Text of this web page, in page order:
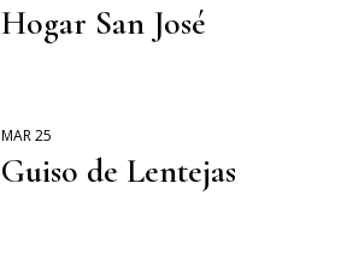
Hogar San José
MAR 25
Guiso de Lentejas